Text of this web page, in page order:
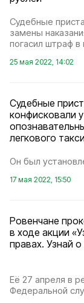
Судебные
замены
погасил штраф
25 мая 2022, 14:02
Судебные
конфисковали
легкового такси
Он был
17 мая 2022, 15:50
Ровенчане
в ходе акции
правах. Узнай
Её 27 апреля в
Федеральной